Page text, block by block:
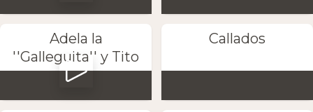
Adela la
''Galleguita'' y Tito
Callados